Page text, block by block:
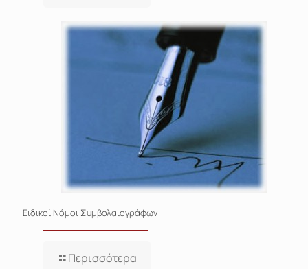
Ειδικοί Νόμοι Συμβολαιογράφων
Περισσότερα